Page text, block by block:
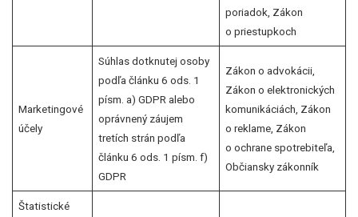
poriadok, Zákon
o priestupkoch
Marketingové
účely
Súhlas dotknutej osoby
podľa článku 6 ods. 1
písm. a) GDPR alebo
oprávnený záujem
tretích strán podľa
článku 6 ods. 1 písm. f)
GDPR
Zákon o advokácii,
Zákon o elektronických
komunikáciách, Zákon
o reklame, Zákon
o ochrane spotrebiteľa,
Občiansky zákonník
Štatistické